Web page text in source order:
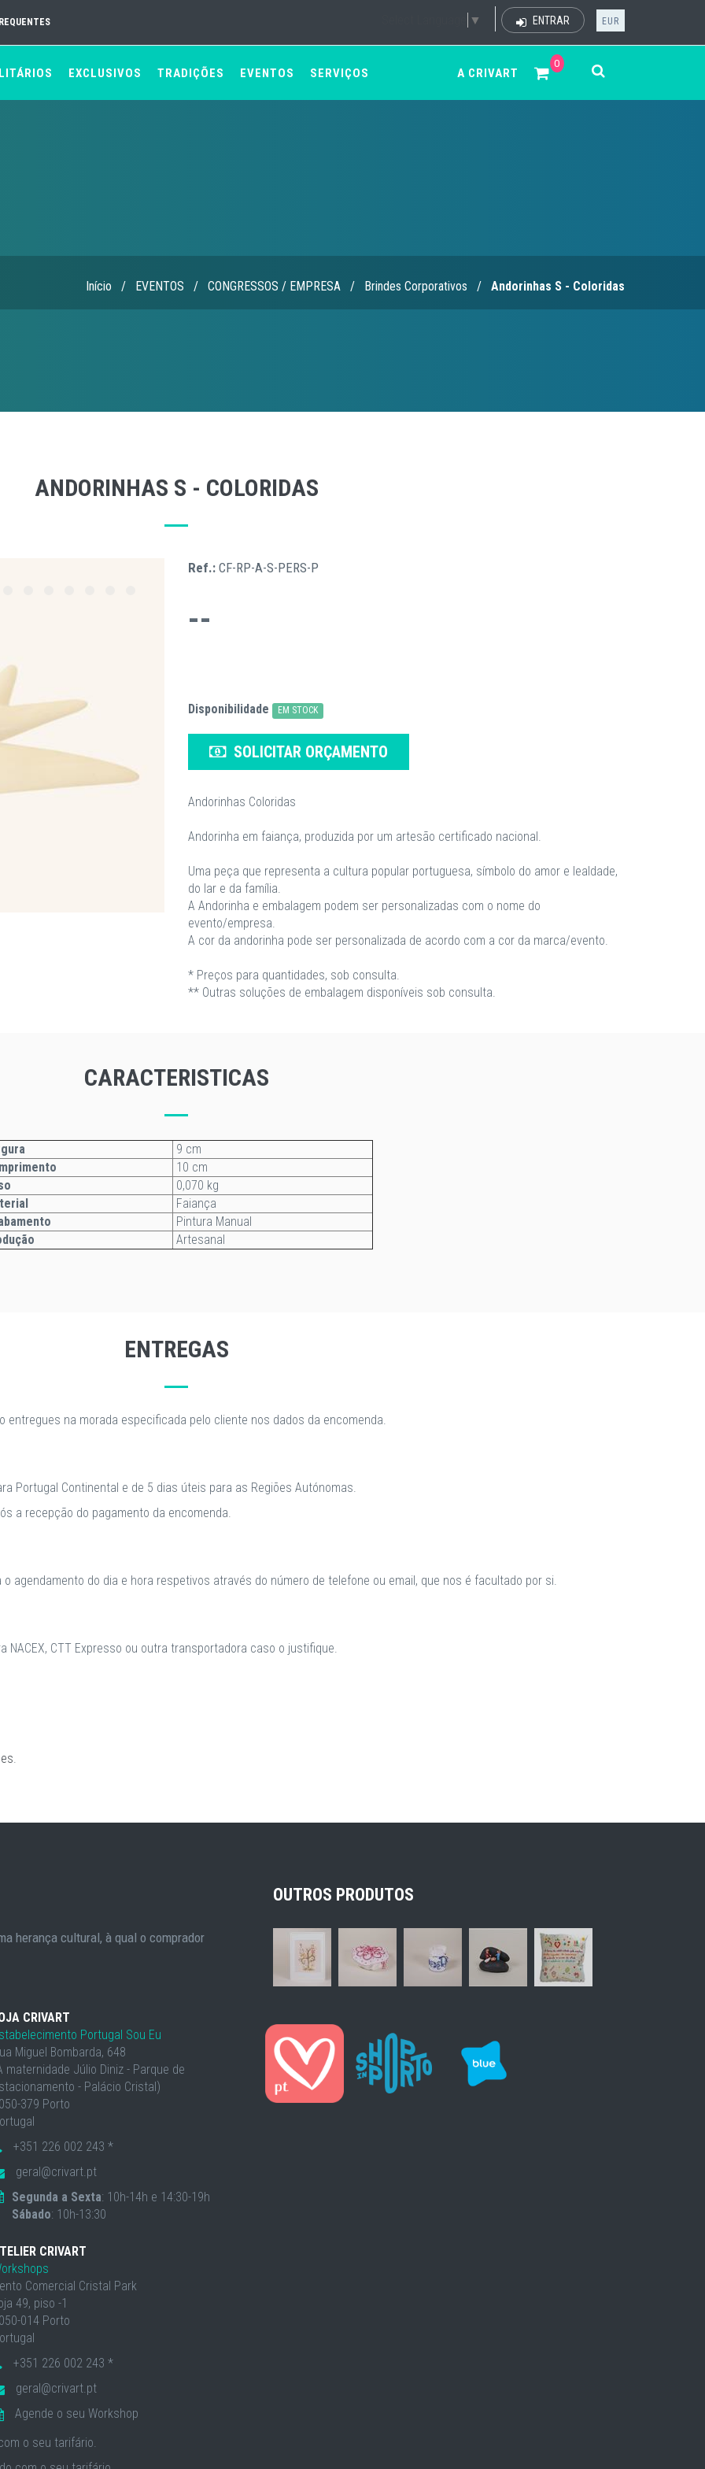
▼ ENTRAR EUR
EXCLUSIVOS TRADIÇÕES EVENTOS SERVIÇOS
0
A CRIVART
Início / EVENTOS / CONGRESSOS / EMPRESA / Brindes Corporativos / Andorinhas S - Coloridas
ANDORINHAS S - COLORIDAS
Ref.: CF-RP-A-S-PERS-P
--
Disponibilidade EM STOCK
SOLICITAR ORÇAMENTO
Andorinhas Coloridas
Andorinha em faiança, produzida por um artesão certificado nacional.
Uma peça que representa a cultura popular portuguesa, símbolo do amor e lealdade,
do lar e da família.
A Andorinha e embalagem podem ser personalizadas com o nome do
evento/empresa.
A cor da andorinha pode ser personalizada de acordo com a cor da marca/evento.
* Preços para quantidades, sob consulta.
** Outras soluções de embalagem disponíveis sob consulta.
CARACTERISTICAS
9 cm
10 cm
0,070 kg
Faiança
Pintura Manual
Artesanal
ENTREGAS
entregues na morada especificada pelo cliente nos dados da encomenda.
Portugal Continental e de 5 dias úteis para as Regiões Autónomas.
a recepção do pagamento da encomenda.
agendamento do dia e hora respetivos através do número de telefone ou email, que nos é facultado por si.
CTT Expresso ou outra transportadora caso o justifique.
.
herança cultural, à qual o comprador
CRIVART
Portugal Sou Eu
Miguel Bombarda, 648
maternidade Júlio Diniz - Parque de
- Palácio Cristal)
379 Porto
+351 226 002 243 *
geral@crivart.pt
Segunda a Sexta: 10h-14h e 14:30-19h
Sábado: 10h-13:30
CRIVART
Comercial Cristal Park
49, piso -1
014 Porto
+351 226 002 243 *
geral@crivart.pt
Agende o seu Workshop
OUTROS PRODUTOS
o seu tarifário.